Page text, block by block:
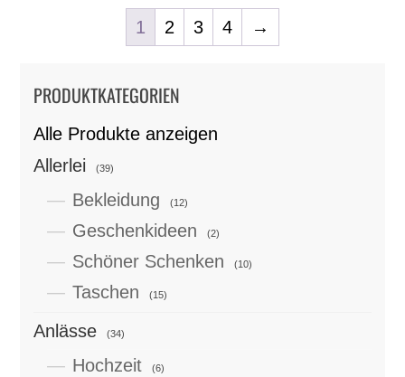
PRODUKTKATEGORIEN
Alle Produkte anzeigen
Allerlei
(39)
Bekleidung (12)
Geschenkideen (2)
Schöner Schenken (10)
Taschen (15)
Anlässe (34)
Hochzeit (6)
1 2 3 4 →